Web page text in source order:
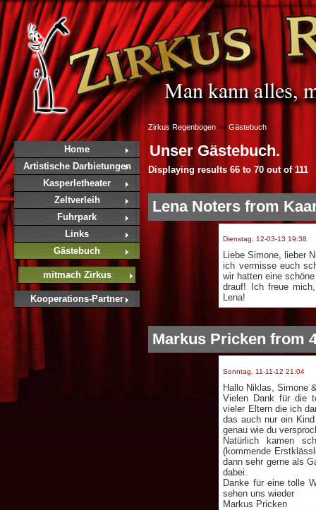
Home
Artistische Darbietungen
Kasperletheater
Zeltverleih
Fuhrpark
Links
Gästebuch
mitmach Zirkus
Kooperations-Partner
Zirkus Regenbogen >> Gästebuch
Unser Gästebuch.
Displaying results 66 to 70 out of 111
Lena Noters from
Dienstag, 12-03-13 19:38
Liebe Simone, lieber
ich vermisse euch
wir hatten eine
drauf! Ich freue
Lena!
Markus Pricken from
Sonntag, 11-11-12 21:04
Hallo Niklas, Simone
Vielen Dank für die
vieler Eltern die ich
das auch nur ein
genau wie du
Natürlich kamen
(kommende
dann sehr gerne als
dabei.
Danke für eine tolle
sehen uns wieder
Markus Pricken